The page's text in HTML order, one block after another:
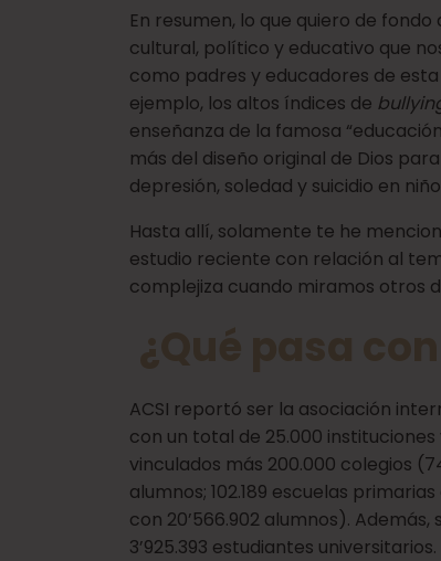
En resumen, lo que quiero de
cultural, político y educativo que
como padres y educadores de
ejemplo, los altos índices de
enseñanza de la famosa
más del diseño original de Dios
depresión, soledad y suicidio en
Hasta allí, solamente te he
estudio reciente con relación al
complejiza cuando miramos otros
ACSI reportó ser la asociación
con un total de 25.000
vinculados más 200.000 colegios
alumnos; 102.189 escuelas
con 20’566.902 alumnos).
3’925.393 estudiantes universitarios.